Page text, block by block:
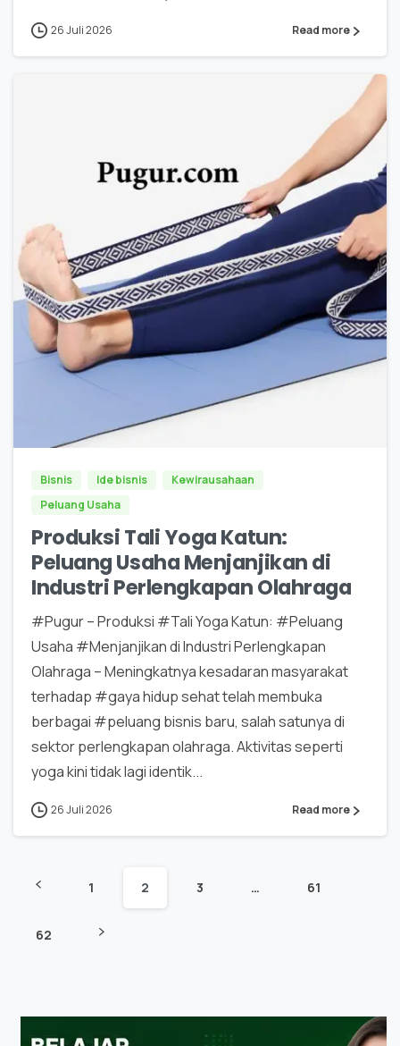
26 Juli 2026 Read more
Bisnis Ide bisnis
Kewirausahaan
Peluang Usaha
Produksi Tali Yoga Katun:
Peluang Usaha Menjanjikan di
Industri Perlengkapan Olahraga
#Pugur – Produksi #Tali Yoga Katun: #Peluang
Usaha #Menjanjikan di Industri Perlengkapan
Olahraga – Meningkatnya kesadaran masyarakat
terhadap #gaya hidup sehat telah membuka
berbagai #peluang bisnis baru, salah satunya di
sektor perlengkapan olahraga. Aktivitas seperti
yoga kini tidak lagi identik...
26 Juli 2026 Read more
1 2 3 … 61
62